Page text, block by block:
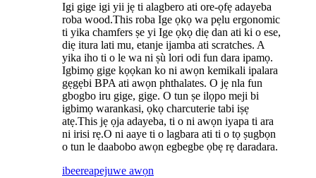
Igi gige igi yii jẹ ti alagbero ati ore-ọfẹ adayeba
roba wood.This roba Ige ọkọ wa pẹlu ergonomic
ti yika chamfers ṣe yi Ige ọkọ diẹ dan ati ki o ese,
diẹ itura lati mu, etanje ijamba ati scratches. A
yika iho ti o le wa ni ṣù lori odi fun dara ipamọ.
Igbimọ gige kọọkan ko ni awọn kemikali ipalara
gẹgẹbi BPA ati awọn phthalates. O jẹ nla fun
gbogbo iru gige, gige. O tun ṣe ilọpo meji bi
igbimọ warankasi, ọkọ charcuterie tabi iṣẹ
atẹ.This jẹ ọja adayeba, ti o ni awọn iyapa ti ara
ni irisi rẹ.O ni aaye ti o lagbara ati ti o tọ ṣugbọn
o tun le daabobo awọn egbegbe ọbẹ rẹ daradara.
ibeereapejuwe awọn